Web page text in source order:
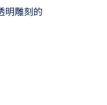
明雕刻的